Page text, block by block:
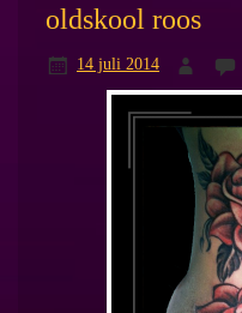
oldskool roos
14 juli 2014